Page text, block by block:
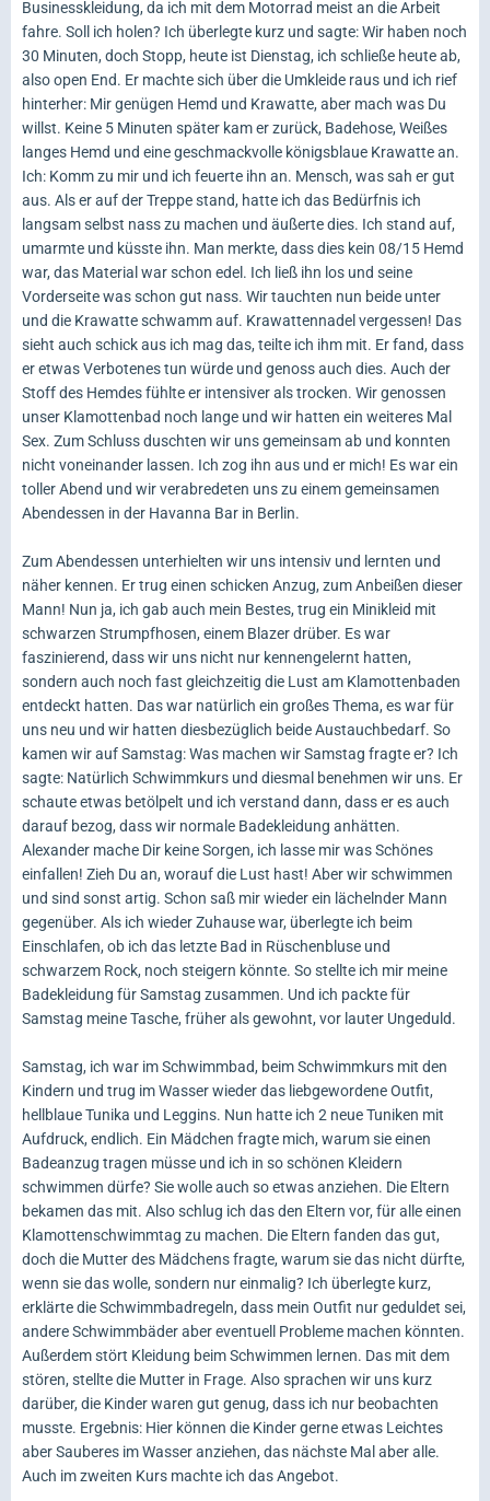
Businesskleidung, da ich mit dem Motorrad meist an die Arbeit
fahre. Soll ich holen? Ich überlegte kurz und sagte: Wir haben noch
30 Minuten, doch Stopp, heute ist Dienstag, ich schließe heute ab,
also open End. Er machte sich über die Umkleide raus und ich rief
hinterher: Mir genügen Hemd und Krawatte, aber mach was Du
willst. Keine 5 Minuten später kam er zurück, Badehose, Weißes
langes Hemd und eine geschmackvolle königsblaue Krawatte an.
Ich: Komm zu mir und ich feuerte ihn an. Mensch, was sah er gut
aus. Als er auf der Treppe stand, hatte ich das Bedürfnis ich
langsam selbst nass zu machen und äußerte dies. Ich stand auf,
umarmte und küsste ihn. Man merkte, dass dies kein 08/15 Hemd
war, das Material war schon edel. Ich ließ ihn los und seine
Vorderseite was schon gut nass. Wir tauchten nun beide unter
und die Krawatte schwamm auf. Krawattennadel vergessen! Das
sieht auch schick aus ich mag das, teilte ich ihm mit. Er fand, dass
er etwas Verbotenes tun würde und genoss auch dies. Auch der
Stoff des Hemdes fühlte er intensiver als trocken. Wir genossen
unser Klamottenbad noch lange und wir hatten ein weiteres Mal
Sex. Zum Schluss duschten wir uns gemeinsam ab und konnten
nicht voneinander lassen. Ich zog ihn aus und er mich! Es war ein
toller Abend und wir verabredeten uns zu einem gemeinsamen
Abendessen in der Havanna Bar in Berlin.
Zum Abendessen unterhielten wir uns intensiv und lernten und
näher kennen. Er trug einen schicken Anzug, zum Anbeißen dieser
Mann! Nun ja, ich gab auch mein Bestes, trug ein Minikleid mit
schwarzen Strumpfhosen, einem Blazer drüber. Es war
faszinierend, dass wir uns nicht nur kennengelernt hatten,
sondern auch noch fast gleichzeitig die Lust am Klamottenbaden
entdeckt hatten. Das war natürlich ein großes Thema, es war für
uns neu und wir hatten diesbezüglich beide Austauchbedarf. So
kamen wir auf Samstag: Was machen wir Samstag fragte er? Ich
sagte: Natürlich Schwimmkurs und diesmal benehmen wir uns. Er
schaute etwas betölpelt und ich verstand dann, dass er es auch
darauf bezog, dass wir normale Badekleidung anhätten.
Alexander mache Dir keine Sorgen, ich lasse mir was Schönes
einfallen! Zieh Du an, worauf die Lust hast! Aber wir schwimmen
und sind sonst artig. Schon saß mir wieder ein lächelnder Mann
gegenüber. Als ich wieder Zuhause war, überlegte ich beim
Einschlafen, ob ich das letzte Bad in Rüschenbluse und
schwarzem Rock, noch steigern könnte. So stellte ich mir meine
Badekleidung für Samstag zusammen. Und ich packte für
Samstag meine Tasche, früher als gewohnt, vor lauter Ungeduld.
Samstag, ich war im Schwimmbad, beim Schwimmkurs mit den
Kindern und trug im Wasser wieder das liebgewordene Outfit,
hellblaue Tunika und Leggins. Nun hatte ich 2 neue Tuniken mit
Aufdruck, endlich. Ein Mädchen fragte mich, warum sie einen
Badeanzug tragen müsse und ich in so schönen Kleidern
schwimmen dürfe? Sie wolle auch so etwas anziehen. Die Eltern
bekamen das mit. Also schlug ich das den Eltern vor, für alle einen
Klamottenschwimmtag zu machen. Die Eltern fanden das gut,
doch die Mutter des Mädchens fragte, warum sie das nicht dürfte,
wenn sie das wolle, sondern nur einmalig? Ich überlegte kurz,
erklärte die Schwimmbadregeln, dass mein Outfit nur geduldet sei,
andere Schwimmbäder aber eventuell Probleme machen könnten.
Außerdem stört Kleidung beim Schwimmen lernen. Das mit dem
stören, stellte die Mutter in Frage. Also sprachen wir uns kurz
darüber, die Kinder waren gut genug, dass ich nur beobachten
musste. Ergebnis: Hier können die Kinder gerne etwas Leichtes
aber Sauberes im Wasser anziehen, das nächste Mal aber alle.
Auch im zweiten Kurs machte ich das Angebot.